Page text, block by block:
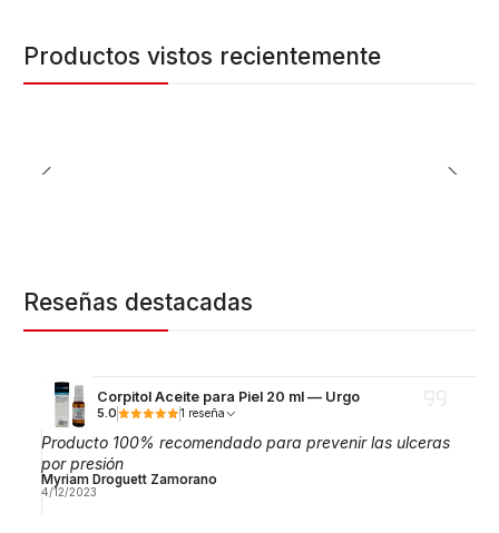
Productos vistos recientemente
Reseñas destacadas
Corpitol Aceite para Piel 20 ml — Urgo
5.0 1 reseña
Producto 100% recomendado para prevenir las ulceras
por presión
Myriam Droguett Zamorano
4/12/2023